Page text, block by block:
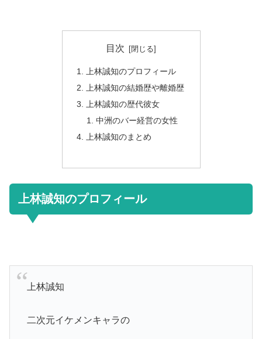
目次
上林誠知のプロフィール
上林誠知の結婚歴や離婚歴
上林誠知の歴代彼女
中洲のバー経営の女性
上林誠知のまとめ
上林誠知のプロフィール
上林誠知
二次元イケメンキャラの